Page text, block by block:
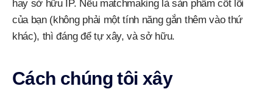
hay sở hữu IP. Nếu matchmaking là sản phẩm cốt lõi
của bạn (không phải một tính năng gắn thêm vào thứ
khác), thì đáng để tự xây, và sở hữu.
Cách chúng tôi xây